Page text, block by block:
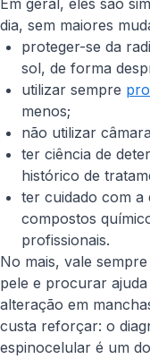
Em geral, eles são
dia, sem maiores
proteger-se da
sol, de forma
utilizar sempre
menos;
não utilizar
ter ciência de
histórico de
ter cuidado com a
compostos
profissionais.
No mais, vale
pele e procurar
alteração em
custa reforçar: o
espinocelular é um